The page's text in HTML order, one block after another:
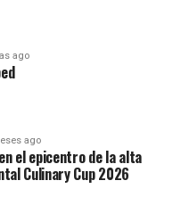
ago
ago
el epicentro de la alta
Culinary Cup 2026